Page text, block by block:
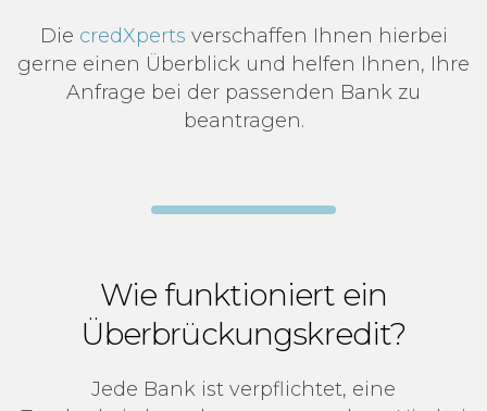
Die credXperts verschaffen Ihnen hierbei
gerne einen Überblick und helfen Ihnen, Ihre
Anfrage bei der passenden Bank zu
beantragen.
Wie funktioniert ein
Überbrückungskredit?
Jede Bank ist verpflichtet, eine